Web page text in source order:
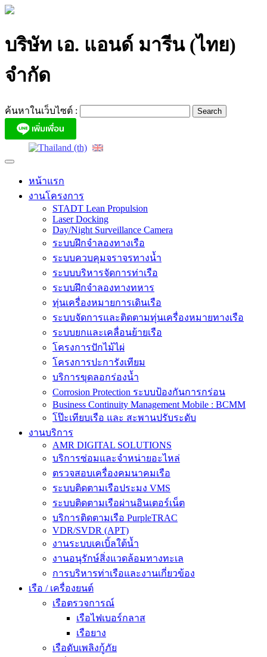
Skip
บริษัท เอ. แอนด์ มารีน (ไทย)
จำกัด
ค้นหาในเว็บไซต์ :
หน้าแรก
งานโครงการ
STADT Lean Propulsion
Laser Docking
Day/Night Surveillance Camera
ระบบฝึกจำลองทางเรือ
ระบบควบคุมจราจรทางน้ำ
ระบบบริหารจัดการท่าเรือ
ระบบฝึกจำลองทางทหาร
ทุ่นเครื่องหมายการเดินเรือ
ระบบจัดการและติดตามทุ่นเครื่องหมายทางเรือ
ระบบยกและเคลื่อนย้ายเรือ
โครงการปักไม้ไผ่
โครงการปะการังเทียม
บริการขุดลอกร่องน้ำ
Corrosion Protection ระบบป้องกันการกร่อน
Business Continuity Management Mobile : BCMM
โป๊ะเทียบเรือ และ สะพานปรับระดับ
งานบริการ
AMR DIGITAL SOLUTIONS
บริการซ่อมและจำหน่ายอะไหล่
ตรวจสอบเครื่องคมนาคมเรือ
ระบบติดตามเรือประมง VMS
ระบบติดตามเรือผ่านอินเตอร์เน็ต
บริการติดตามเรือ PurpleTRAC
VDR/SVDR (APT)
งานระบบเคเบิ้ลใต้น้ำ
งานอนุรักษ์สิ่งแวดล้อมทางทะเล
การบริหารท่าเรือและงานเกี่ยวข้อง
เรือ / เครื่องยนต์
เรือตรวจการณ์
เรือไฟเบอร์กลาส
เรือยาง
เรือดับเพลิงกู้ภัย